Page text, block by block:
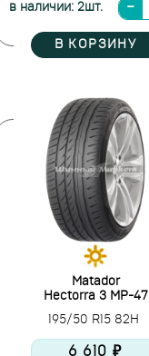
в наличии: 2шт.
В КОРЗИНУ
Matador
Hectorra 3 MP-47
195/50 R15 82H
6 610 ₽